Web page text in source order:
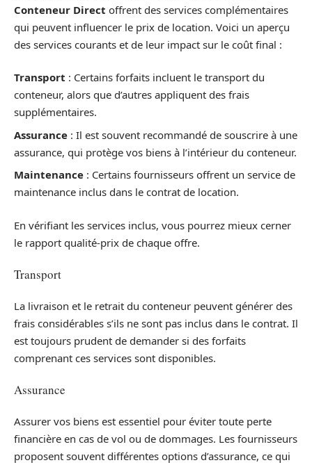
Conteneur Direct offrent des services complémentaires
qui peuvent influencer le prix de location. Voici un aperçu
des services courants et de leur impact sur le coût final :
Transport : Certains forfaits incluent le transport du
conteneur, alors que d’autres appliquent des frais
supplémentaires.
Assurance : Il est souvent recommandé de souscrire à une
assurance, qui protège vos biens à l’intérieur du conteneur.
Maintenance : Certains fournisseurs offrent un service de
maintenance inclus dans le contrat de location.
En vérifiant les services inclus, vous pourrez mieux cerner
le rapport qualité-prix de chaque offre.
Transport
La livraison et le retrait du conteneur peuvent générer des
frais considérables s’ils ne sont pas inclus dans le contrat. Il
est toujours prudent de demander si des forfaits
comprenant ces services sont disponibles.
Assurance
Assurer vos biens est essentiel pour éviter toute perte
financière en cas de vol ou de dommages. Les fournisseurs
proposent souvent différentes options d’assurance, ce qui